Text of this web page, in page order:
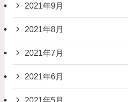
2021年9月
2021年8月
2021年7月
2021年6月
2021年5月